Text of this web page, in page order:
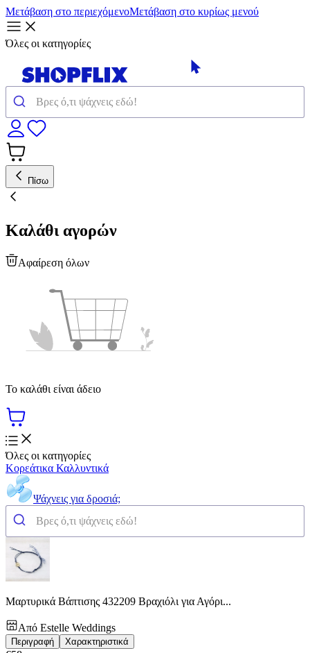
Μετάβαση στο περιεχόμενοΜετάβαση στο κυρίως μενού
Όλες οι κατηγορίες
Πίσω
Καλάθι αγορών
Αφαίρεση όλων
Το καλάθι είναι άδειο
Όλες οι κατηγορίες
Κορεάτικα Καλλυντικά
Ψάχνεις για δροσιά;
Μαρτυρικά Βάπτισης 432209 Βραχιόλι για Αγόρι...
Από Estelle Weddings
Περιγραφή Χαρακτηριστικά